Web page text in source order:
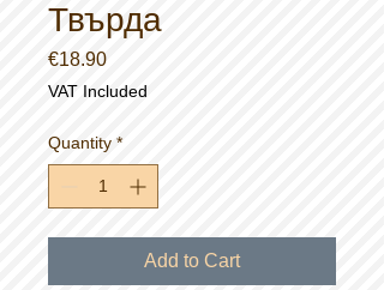
Твърда
€18.90Price
VAT Included
Quantity *
Add to Cart